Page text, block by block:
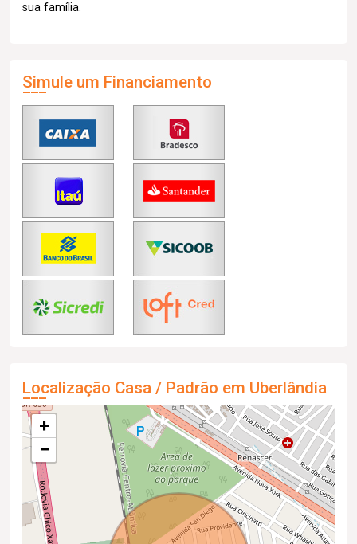
sua família.
Simule um Financiamento
Localização Casa / Padrão em Uberlândia
+
−